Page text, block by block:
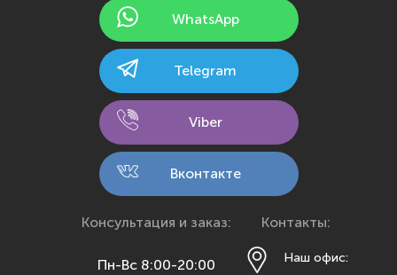
Калининград
Кемерово
Кострома
Краснодар
Красноярск
WhatsApp
Telegram
Viber
Вконтакте
Консультация и заказ:
Пн-Вс 8:00-20:00
Контакты:
Наш офис: